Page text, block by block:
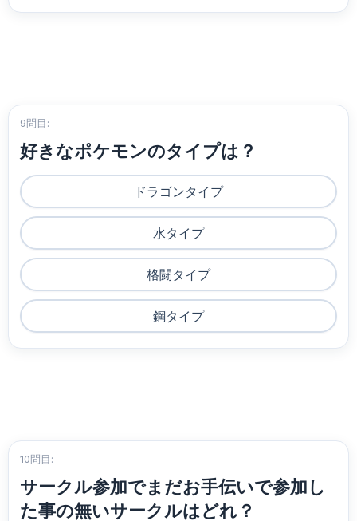
9問目:
好きなポケモンのタイプは？
ドラゴンタイプ
水タイプ
格闘タイプ
鋼タイプ
10問目:
サークル参加でまだお手伝いで参加し
た事の無いサークルはどれ？